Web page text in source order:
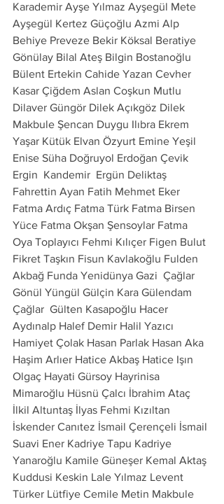
Karademir Ayşe Yılmaz Ayşegül Mete
Ayşegül Kertez Güçoğlu Azmi Alp
Behiye Preveze Bekir Köksal Beratiye
Gönülay Bilal Ateş Bilgin Bostanoğlu
Bülent Ertekin Cahide Yazan Cevher
Kasar Çiğdem Aslan Coşkun Mutlu
Dilaver Güngör Dilek Açıkgöz Dilek
Makbule Şencan Duygu Ilıbra Ekrem
Yaşar Kütük Elvan Özyurt Emine Yeşil
Enise Süha Doğruyol Erdoğan Çevik
Ergin  Kandemir  Ergün Deliktaş
Fahrettin Ayan Fatih Mehmet Eker
Fatma Ardıç Fatma Türk Fatma Birsen
Yüce Fatma Okşan Şensoylar Fatma
Oya Toplayıcı Fehmi Kılıçer Figen Bulut
Fikret Taşkın Fisun Kavlakoğlu Fulden
Akbağ Funda Yenidünya Gazi  Çağlar
Gönül Yüngül Gülçin Kara Gülendam
Çağlar  Gülten Kasapoğlu Hacer
Aydınalp Halef Demir Halil Yazıcı
Hamiyet Çolak Hasan Parlak Hasan Aka
Haşim Arlıer Hatice Akbaş Hatice Işın
Olgaç Hayati Gürsoy Hayrinisa
Mimaroğlu Hüsnü Çalcı İbrahim Ataç
İlkil Altuntaş İlyas Fehmi Kızıltan
İskender Canıtez İsmail Çerençeli İsmail
Suavi Ener Kadriye Tapu Kadriye
Yanaroğlu Kamile Güneşer Kemal Aktaş
Kuddusi Keskin Lale Yılmaz Levent
Türker Lütfiye Cemile Metin Makbule